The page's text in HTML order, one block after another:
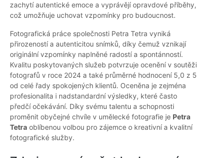
zachytí autentické emoce a vyprávějí opravdové příběhy,
což umožňuje uchovat vzpomínky pro budoucnost.
Fotografická práce společnosti Petra Tetra vyniká
přirozeností a autenticitou snímků, díky čemuž vznikají
originální vzpomínky naplněné radostí a spontánností.
Kvalitu poskytovaných služeb potvrzuje ocenění v soutěži
fotografů v roce 2024 a také průměrné hodnocení 5,0 z 5
od celé řady spokojených klientů. Oceněna je zejména
profesionalita i nadstandardní výsledky, které často
předčí očekávání. Díky svému talentu a schopnosti
proměnit obyčejné chvíle v umělecké fotografie je Petra
Tetra oblíbenou volbou pro zájemce o kreativní a kvalitní
fotografické služby.